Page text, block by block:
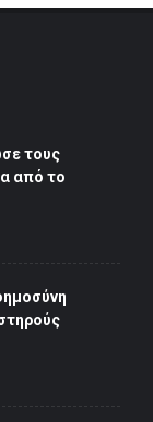
τους
από το